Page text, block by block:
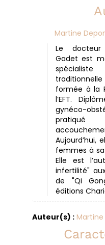
Martine
Le docteur
Gadet est
formée à la
l’EFT.
gynéco-
pratiqué
Aujourd’hui,
femmes à
Elle est
infertilité"
de "Qi
éditions
Auteur(s) :